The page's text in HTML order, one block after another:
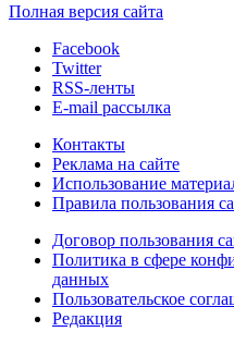
Полная версия сайта
Facebook
Twitter
RSS-ленты
E-mail рассылка
Контакты
Реклама на сайте
Использование
Правила пользования
Договор пользования
Политика в сфере
данных
Пользовательское
Редакция